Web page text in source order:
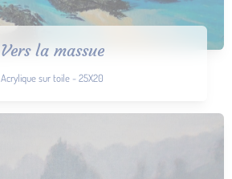
Vers la massue
Acrylique sur toile - 25X20